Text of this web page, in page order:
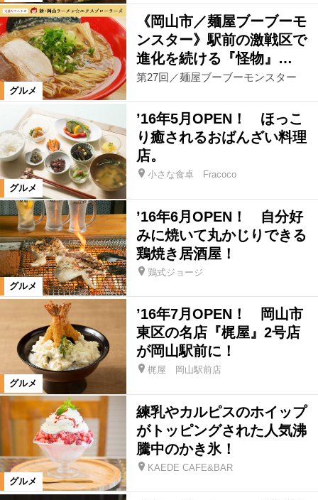
絞り込む
グルメ
《岡山市／麺屋ブーブーモ
ンスター》駅前の激戦区で
進化を続ける『怪物』…
第27回／麺屋ブーブーモンスター
グルメ
’16年5月OPEN！ ほっこ
り癒されるおばんざい料理
店。
小さな食卓 Fracoco
グルメ
’16年6月OPEN！ 自分好
みに焼いて丸かじりできる
鶏焼き居酒屋！
鶏式ジョージ
グルメ
’16年7月OPEN！ 岡山市
東区の名店『梶屋』2号店
が岡山駅前に！
梶屋 岡山駅前店
グルメ
練乳やカルピスのホイップ
がトッピングされた人気沸
騰中のかき氷！
KAEDE CAFE&BAR